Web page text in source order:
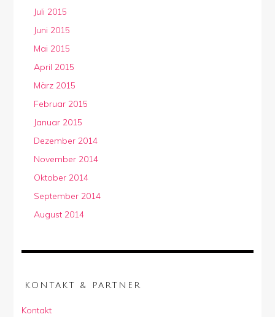
Juli 2015
Juni 2015
Mai 2015
April 2015
März 2015
Februar 2015
Januar 2015
Dezember 2014
November 2014
Oktober 2014
September 2014
August 2014
KONTAKT & PARTNER
Kontakt